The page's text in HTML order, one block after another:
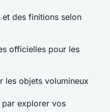
des finitions selon
officielles pour les
les objets volumineux
explorer vos